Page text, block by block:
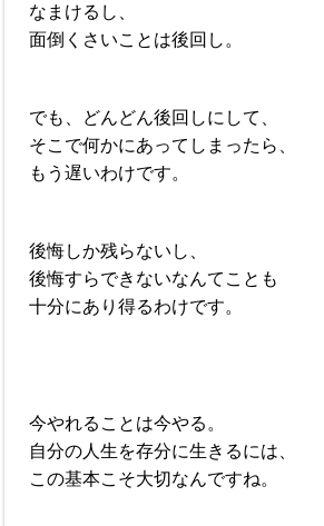
なまけるし、
面倒くさいことは後回し。
でも、どんどん後回しにして、
そこで何かにあってしまったら、
もう遅いわけです。
後悔しか残らないし、
後悔すらできないなんてことも
十分にあり得るわけです。
今やれることは今やる。
自分の人生を存分に生きるには、
この基本こそ大切なんですね。